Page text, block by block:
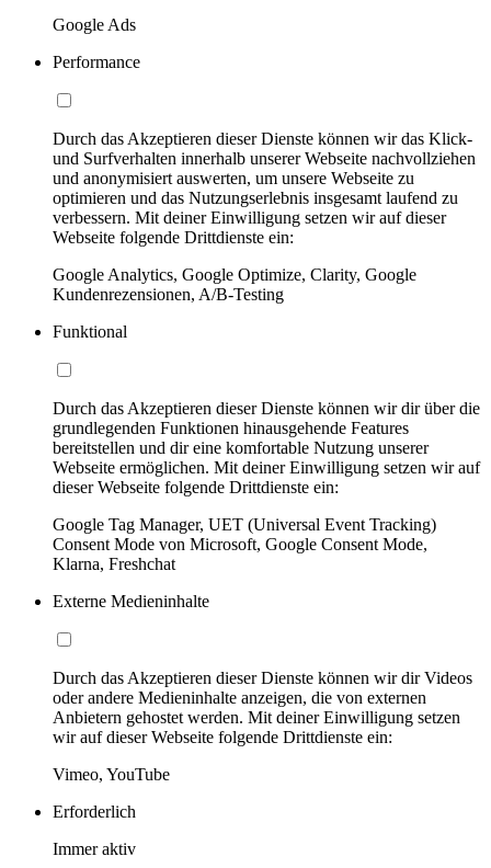
Google Ads
Performance
Durch das Akzeptieren dieser Dienste können wir das Klick-
und Surfverhalten innerhalb unserer Webseite nachvollziehen
und anonymisiert auswerten, um unsere Webseite zu
optimieren und das Nutzungserlebnis insgesamt laufend zu
verbessern. Mit deiner Einwilligung setzen wir auf dieser
Webseite folgende Drittdienste ein:
Google Analytics, Google Optimize, Clarity, Google
Kundenrezensionen, A/B-Testing
Funktional
Durch das Akzeptieren dieser Dienste können wir dir über die
grundlegenden Funktionen hinausgehende Features
bereitstellen und dir eine komfortable Nutzung unserer
Webseite ermöglichen. Mit deiner Einwilligung setzen wir auf
dieser Webseite folgende Drittdienste ein:
Google Tag Manager, UET (Universal Event Tracking)
Consent Mode von Microsoft, Google Consent Mode,
Klarna, Freshchat
Externe Medieninhalte
Durch das Akzeptieren dieser Dienste können wir dir Videos
oder andere Medieninhalte anzeigen, die von externen
Anbietern gehostet werden. Mit deiner Einwilligung setzen
wir auf dieser Webseite folgende Drittdienste ein:
Vimeo, YouTube
Erforderlich
Immer aktiv